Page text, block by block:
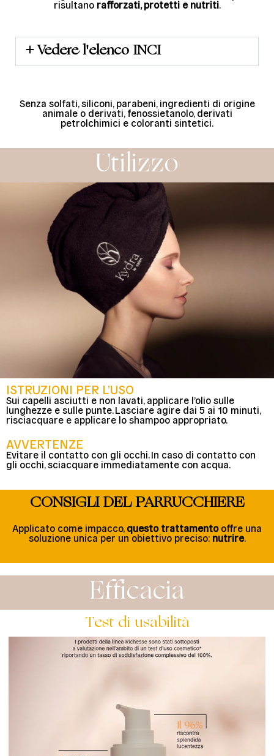
risultanorafforzati, protetti e nutriti.
Vedere l'elenco INCI
Senza solfati, siliconi, parabeni, ingredienti di origine
animale o derivati, fenossietanolo, derivati
petrolchimici e coloranti sintetici.
Utilizzo
ISTRUZIONI PER L’USO
Sui capelli asciutti e non lavati, applicare l’olio sulle
lunghezze e sulle punte. Lasciare agire dai 5 ai 10 minuti,
risciacquare e applicare lo shampoo appropriato.
AVVERTENZE
Evitare il contatto con gli occhi. In caso di contatto con
gli occhi, sciacquare immediatamente con acqua.
CONSIGLI DEL PARRUCCHIERE
Applicato come impacco, questo trattamentooffre una
soluzione unica per un obiettivo preciso: nutrire.
Efficacia
Test di usabilità